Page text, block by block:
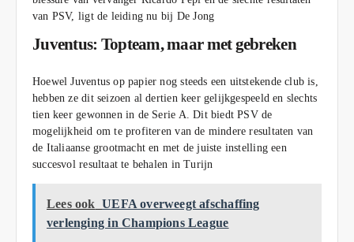
van PSV, ligt de leiding nu bij De Jong
Juventus: Topteam, maar met gebreken
Hoewel Juventus op papier nog steeds een uitstekende club is,
hebben ze dit seizoen al dertien keer gelijkgespeeld en slechts
tien keer gewonnen in de Serie A. Dit biedt PSV de
mogelijkheid om te profiteren van de mindere resultaten van
de Italiaanse grootmacht en met de juiste instelling een
succesvol resultaat te behalen in Turijn
Lees ook UEFA overweegt afschaffing
verlenging in Champions League​